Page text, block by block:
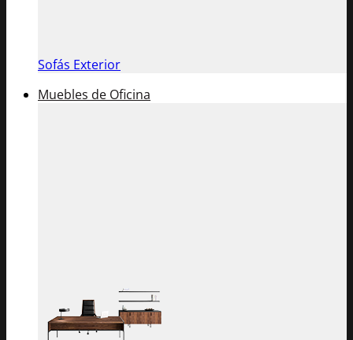
Sofás Exterior
Muebles de Oficina